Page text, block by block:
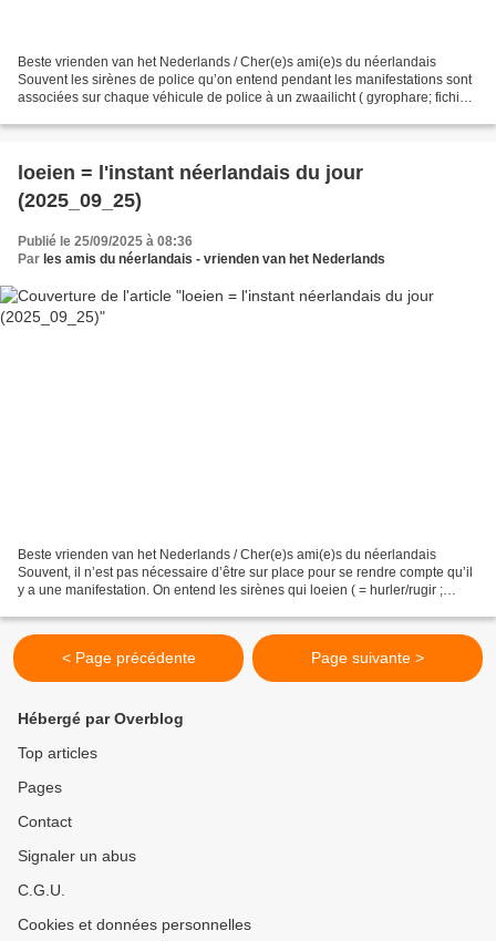
Beste vrienden van het Nederlands / Cher(e)s ami(e)s du néerlandais
Souvent les sirènes de police qu’on entend pendant les manifestations sont
associées sur chaque véhicule de police à un zwaailicht ( gyrophare; fichier
zwaailicht.ogg...
loeien = l'instant néerlandais du jour
(2025_09_25)
Publié le 25/09/2025 à 08:36
Par les amis du néerlandais - vrienden van het Nederlands
Beste vrienden van het Nederlands / Cher(e)s ami(e)s du néerlandais
Souvent, il n’est pas nécessaire d’être sur place pour se rendre compte qu’il
y a une manifestation. On entend les sirènes qui loeien ( = hurler/rugir ;
loeien.ogg...
< Page précédente Page suivante >
Hébergé par Overblog
Top articles
Pages
Contact
Signaler un abus
C.G.U.
Cookies et données personnelles